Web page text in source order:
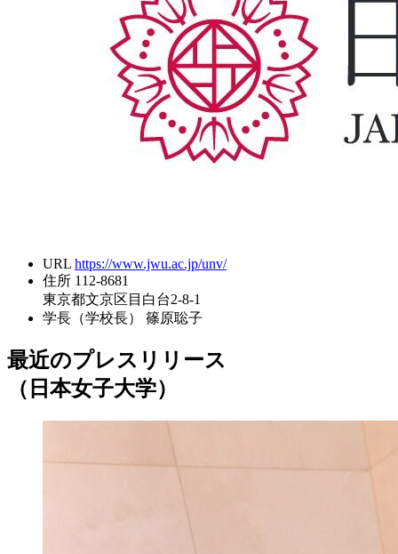
URL https://www.jwu.ac.jp/unv/
住所 112-8681
東京都文京区目白台2-8-1
学長（学校長）
篠原聡子
最近のプレスリリース
（日本女子大学）